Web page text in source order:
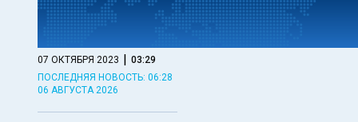
07 ОКТЯБРЯ 2023 | 03:29
ПОСЛЕДНЯЯ НОВОСТЬ: 06:28
06 АВГУСТА 2026